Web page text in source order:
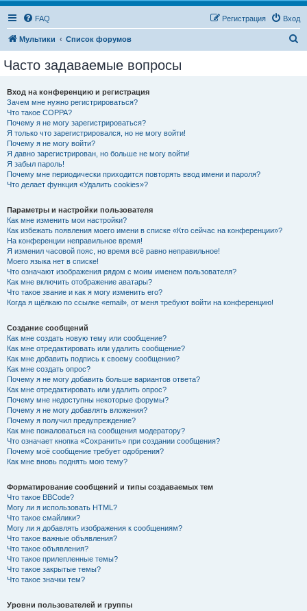
FAQ Вход
Регистрация
Мультики Список форумов
Часто задаваемые вопросы
Вход на конференцию и регистрация
Зачем мне нужно регистрироваться?
Что такое COPPA?
Почему я не могу зарегистрироваться?
Я только что зарегистрировался, но не могу войти!
Почему я не могу войти?
Я давно зарегистрирован, но больше не могу войти!
Я забыл пароль!
Почему мне периодически приходится повторять ввод имени и пароля?
Что делает функция «Удалить cookies»?
Параметры и настройки пользователя
Как мне изменить мои настройки?
Как избежать появления моего имени в списке «Кто сейчас на конференции»?
На конференции неправильное время!
Я изменил часовой пояс, но время всё равно неправильное!
Моего языка нет в списке!
Что означают изображения рядом с моим именем пользователя?
Как мне включить отображение аватары?
Что такое звание и как я могу изменить его?
Когда я щёлкаю по ссылке «email», от меня требуют войти на конференцию!
Создание сообщений
Как мне создать новую тему или сообщение?
Как мне отредактировать или удалить сообщение?
Как мне добавить подпись к своему сообщению?
Как мне создать опрос?
Почему я не могу добавить больше вариантов ответа?
Как мне отредактировать или удалить опрос?
Почему мне недоступны некоторые форумы?
Почему я не могу добавлять вложения?
Почему я получил предупреждение?
Как мне пожаловаться на сообщения модератору?
Что означает кнопка «Сохранить» при создании сообщения?
Почему моё сообщение требует одобрения?
Как мне вновь поднять мою тему?
Форматирование сообщений и типы создаваемых тем
Что такое BBCode?
Могу ли я использовать HTML?
Что такое смайлики?
Могу ли я добавлять изображения к сообщениям?
Что такое важные объявления?
Что такое объявления?
Что такое прилепленные темы?
Что такое закрытые темы?
Что такое значки тем?
Уровни пользователей и группы